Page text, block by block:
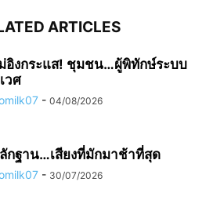
ARTICLES
อิงกระแส! ชุมชน…ผู้พิทักษ์ระบบ
วศ
- 04/08/2026
กฐาน…เสียงที่มักมาช้าที่สุด
- 30/07/2026